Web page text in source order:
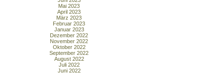
Mai 2023
April 2023
März 2023
Februar 2023
Januar 2023
Dezember 2022
November 2022
Oktober 2022
September 2022
August 2022
Juli 2022
Juni 2022